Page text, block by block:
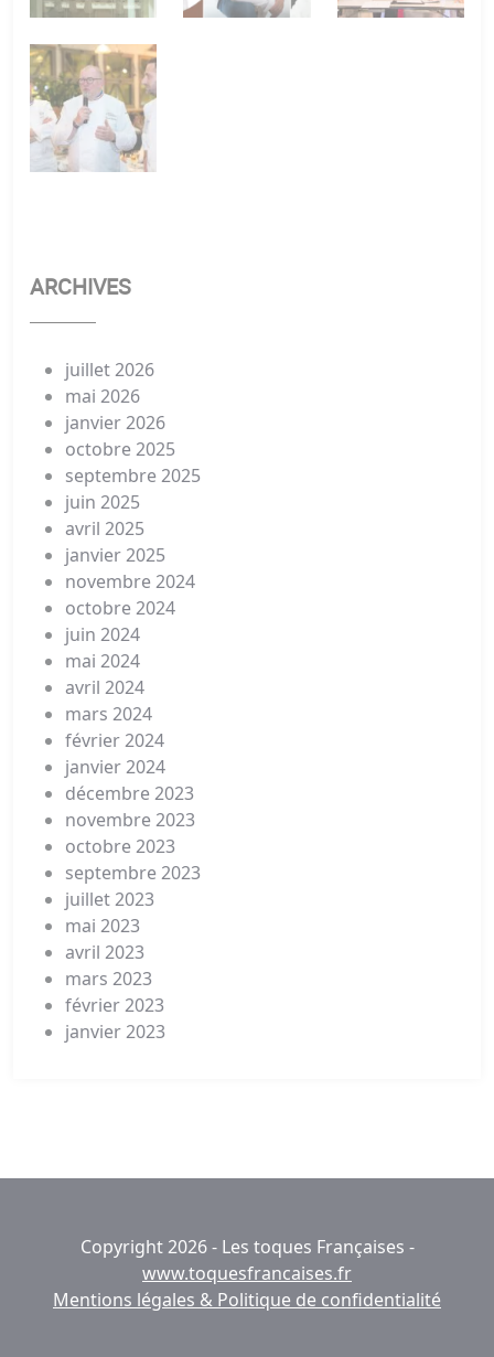
ARCHIVES
juillet 2026
mai 2026
janvier 2026
octobre 2025
septembre 2025
juin 2025
avril 2025
janvier 2025
novembre 2024
octobre 2024
juin 2024
mai 2024
avril 2024
mars 2024
février 2024
janvier 2024
décembre 2023
novembre 2023
octobre 2023
septembre 2023
juillet 2023
mai 2023
avril 2023
mars 2023
février 2023
janvier 2023
Copyright 2026 - Les toques Françaises -
www.toquesfrancaises.fr
Mentions légales & Politique de confidentialité